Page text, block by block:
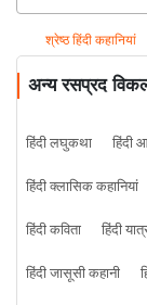
श्रेष्ठ हिंदी कहानियां
अन्य रसप्रद
हिंदी लघुकथा हिंदी
हिंदी क्लासिक कहानियां
हिंदी कविता
हिंदी
हिंदी जासूसी कहानी